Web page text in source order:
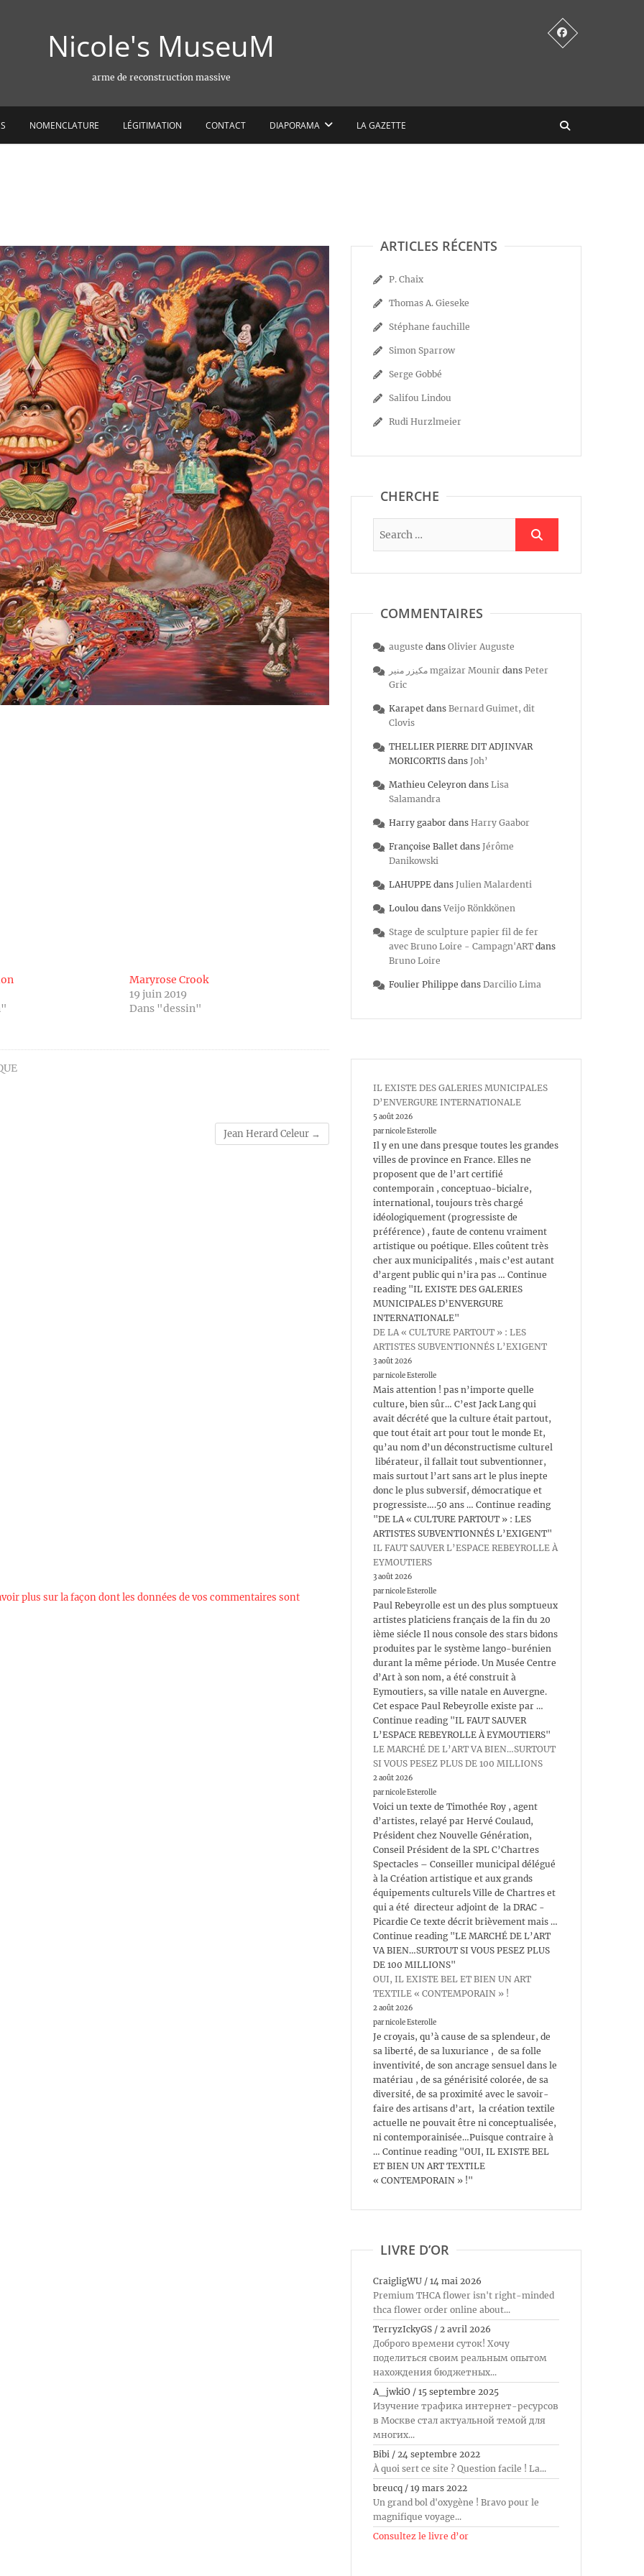
Nicole's MuseuM
arme de reconstruction massive
NOMENCLATURE LÉGITIMATION CONTACT DIAPORAMA LA GAZETTE
Maryrose Crook
19 juin 2019
Dans "dessin"
Jean Herard Celeur →
plus sur la façon dont les données de vos commentaires sont
ARTICLES RÉCENTS
P. Chaix
Thomas A. Gieseke
Stéphane fauchille
Simon Sparrow
Serge Gobbé
Salifou Lindou
Rudi Hurzlmeier
CHERCHE
COMMENTAIRES
auguste dans Olivier Auguste
مكيزر منير mgaizar Mounir dans Peter
Gric
Karapet dans Bernard Guimet, dit
Clovis
THELLIER PIERRE DIT ADJINVAR
MORICORTIS dans Joh’
Mathieu Celeyron dans Lisa
Salamandra
Harry gaabor dans Harry Gaabor
Françoise Ballet dans Jérôme
Danikowski
LAHUPPE dans Julien Malardenti
Loulou dans Veijo Rönkkönen
Stage de sculpture papier fil de fer
avec Bruno Loire - Campagn'ART dans
Bruno Loire
Foulier Philippe dans Darcilio Lima
IL EXISTE DES GALERIES MUNICIPALES
D’ENVERGURE INTERNATIONALE
5 août 2026
par nicole Esterolle
Il y en une dans presque toutes les grandes
villes de province en France. Elles ne
proposent que de l’art certifié
contemporain , conceptuao-bicialre,
international, toujours très chargé
idéologiquement (progressiste de
préférence) , faute de contenu vraiment
artistique ou poétique. Elles coûtent très
cher aux municipalités , mais c’est autant
d’argent public qui n’ira pas … Continue
reading "IL EXISTE DES GALERIES
MUNICIPALES D’ENVERGURE
INTERNATIONALE"
DE LA « CULTURE PARTOUT » : LES
ARTISTES SUBVENTIONNÉS L’EXIGENT
3 août 2026
par nicole Esterolle
Mais attention ! pas n’importe quelle
culture, bien sûr… C’est Jack Lang qui
avait décrété que la culture était partout,
que tout était art pour tout le monde Et,
qu’au nom d’un déconstructisme culturel
libérateur, il fallait tout subventionner,
mais surtout l’art sans art le plus inepte
donc le plus subversif, démocratique et
progressiste….50 ans … Continue reading
"DE LA « CULTURE PARTOUT » : LES
ARTISTES SUBVENTIONNÉS L’EXIGENT"
IL FAUT SAUVER L’ESPACE REBEYROLLE À
EYMOUTIERS
3 août 2026
par nicole Esterolle
Paul Rebeyrolle est un des plus somptueux
artistes platiciens français de la fin du 20
ième siécle Il nous console des stars bidons
produites par le système lango-burénien
durant la même période. Un Musée Centre
d’Art à son nom, a été construit à
Eymoutiers, sa ville natale en Auvergne.
Cet espace Paul Rebeyrolle existe par …
Continue reading "IL FAUT SAUVER
L’ESPACE REBEYROLLE À EYMOUTIERS"
LE MARCHÉ DE L’ART VA BIEN…SURTOUT
SI VOUS PESEZ PLUS DE 100 MILLIONS
2 août 2026
par nicole Esterolle
Voici un texte de Timothée Roy , agent
d’artistes, relayé par Hervé Coulaud,
Président chez Nouvelle Génération,
Conseil Président de la SPL C’Chartres
Spectacles – Conseiller municipal délégué
à la Création artistique et aux grands
équipements culturels Ville de Chartres et
qui a été directeur adjoint de la DRAC -
Picardie Ce texte décrit brièvement mais …
Continue reading "LE MARCHÉ DE L’ART
VA BIEN…SURTOUT SI VOUS PESEZ PLUS
DE 100 MILLIONS"
OUI, IL EXISTE BEL ET BIEN UN ART
TEXTILE « CONTEMPORAIN » !
2 août 2026
par nicole Esterolle
Je croyais, qu’à cause de sa splendeur, de
sa liberté, de sa luxuriance , de sa folle
inventivité, de son ancrage sensuel dans le
matériau , de sa générisité colorée, de sa
diversité, de sa proximité avec le savoir-
faire des artisans d’art, la création textile
actuelle ne pouvait être ni conceptualisée,
ni contemporainisée…Puisque contraire à
… Continue reading "OUI, IL EXISTE BEL
ET BIEN UN ART TEXTILE
« CONTEMPORAIN » !"
LIVRE D’OR
CraigligWU / 14 mai 2026
Premium THCA flower isn't right-minded
thca flower order online about...
TerryzIckyGS / 2 avril 2026
Доброго времени суток! Хочу
поделиться своим реальным опытом
нахождения бюджетных...
A_jwkiO / 15 septembre 2025
Изучение трафика интернет-ресурсов
в Москве стал актуальной темой для
многих...
Bibi / 24 septembre 2022
À quoi sert ce site ? Question facile ! La...
breucq / 19 mars 2022
Un grand bol d'oxygène ! Bravo pour le
magnifique voyage...
Consultez le livre d’or